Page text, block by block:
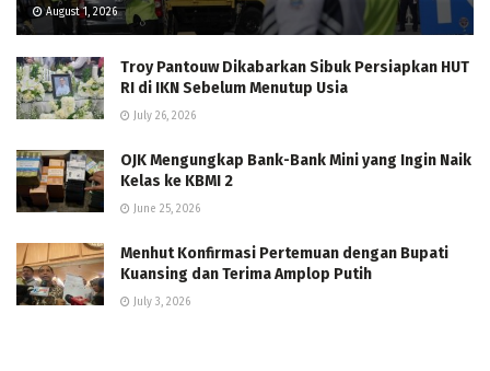
August 1, 2026
Troy Pantouw Dikabarkan Sibuk Persiapkan HUT
RI di IKN Sebelum Menutup Usia
July 26, 2026
OJK Mengungkap Bank-Bank Mini yang Ingin Naik
Kelas ke KBMI 2
June 25, 2026
Menhut Konfirmasi Pertemuan dengan Bupati
Kuansing dan Terima Amplop Putih
July 3, 2026